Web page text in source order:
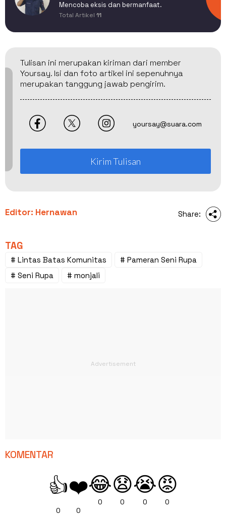
Mencoba eksis dan bermanfaat.
Total Artikel 11
Tulisan ini merupakan kiriman dari member
Yoursay. Isi dan foto artikel ini sepenuhnya
merupakan tanggung jawab pengirim.
yoursay@suara.com
Kirim Tulisan
Editor: Hernawan Share:
TAG
# Lintas Batas Komunitas
# Pameran Seni Rupa
# Seni Rupa
# monjali
KOMENTAR
👍
0
❤️
0
😂
0
😧
0
😭
0
😡
0